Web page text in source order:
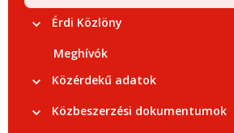
Érdi Közlöny
Meghívók
Közérdekű adatok
Közbeszerzési dokumentumok